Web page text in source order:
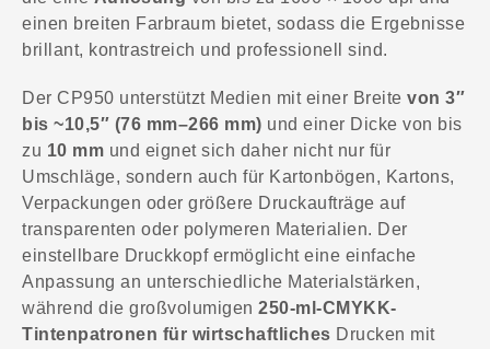
einen breiten Farbraum bietet, sodass die Ergebnisse
brillant, kontrastreich und professionell sind.
Der CP950 unterstützt Medien mit einer Breite von 3″
bis ~10,5″ (76 mm–266 mm) und einer Dicke von bis
zu 10 mm und eignet sich daher nicht nur für
Umschläge, sondern auch für Kartonbögen, Kartons,
Verpackungen oder größere Druckaufträge auf
transparenten oder polymeren Materialien. Der
einstellbare Druckkopf ermöglicht eine einfache
Anpassung an unterschiedliche Materialstärken,
während die großvolumigen 250-ml-CMYKK-
Tintenpatronen für wirtschaftliches Drucken mit